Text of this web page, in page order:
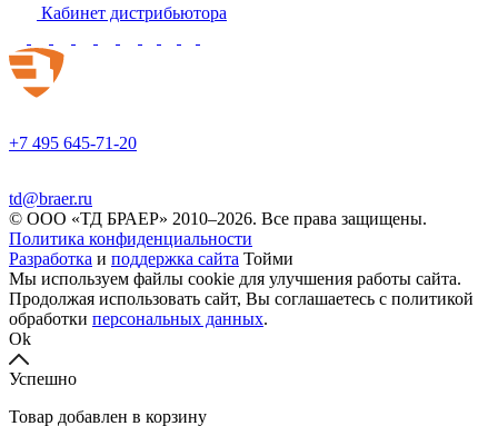
Кабинет дистрибьютора
+7 495 645-71-20
td@braer.ru
© OOO «ТД БРАЕР» 2010–2026. Все права защищены.
Политика конфиденциальности
Разработка и поддержка сайта Тойми
Мы используем файлы cookie для улучшения работы сайта.
Продолжая использовать сайт, Вы соглашаетесь с политикой
обработки персональных данных.
Ok
Успешно
Товар добавлен в корзину